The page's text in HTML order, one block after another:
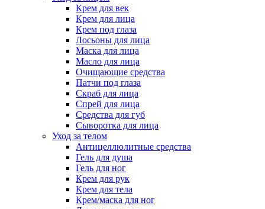
Крем для век
Крем для лица
Крем под глаза
Лосьоны для лица
Маска для лица
Масло для лица
Очищающие средства
Патчи под глаза
Скраб для лица
Спрей для лица
Средства для губ
Сыворотка для лица
Уход за телом
Антицеллюлитные средства
Гель для душа
Гель для ног
Крем для рук
Крем для тела
Крем/маска для ног